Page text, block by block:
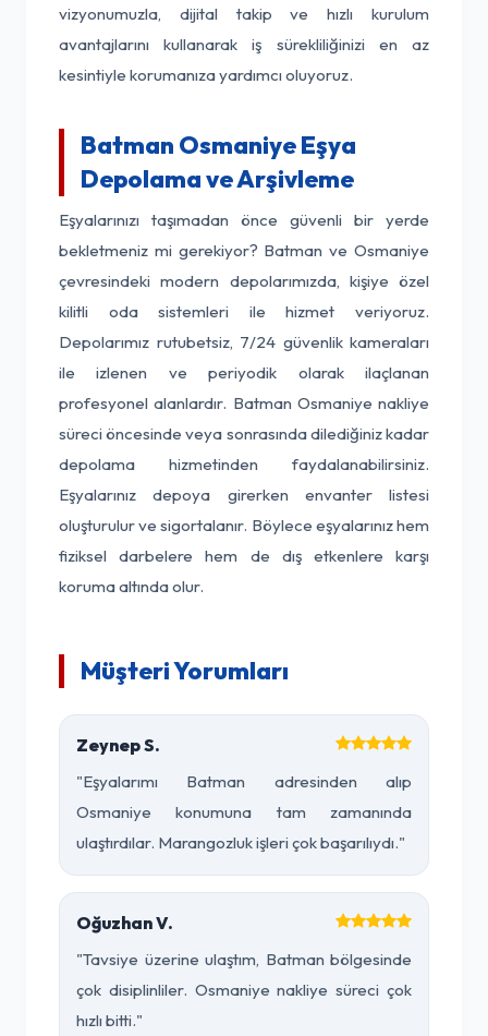
vizyonumuzla, dijital takip ve hızlı kurulum
avantajlarını kullanarak iş sürekliliğinizi en az
kesintiyle korumanıza yardımcı oluyoruz.
Batman Osmaniye Eşya
Depolama ve Arşivleme
Eşyalarınızı taşımadan önce güvenli bir yerde
bekletmeniz mi gerekiyor? Batman ve Osmaniye
çevresindeki modern depolarımızda, kişiye özel
kilitli oda sistemleri ile hizmet veriyoruz.
Depolarımız rutubetsiz, 7/24 güvenlik kameraları
ile izlenen ve periyodik olarak ilaçlanan
profesyonel alanlardır. Batman Osmaniye nakliye
süreci öncesinde veya sonrasında dilediğiniz kadar
depolama hizmetinden faydalanabilirsiniz.
Eşyalarınız depoya girerken envanter listesi
oluşturulur ve sigortalanır. Böylece eşyalarınız hem
fiziksel darbelere hem de dış etkenlere karşı
koruma altında olur.
Müşteri Yorumları
Zeynep S.
"Eşyalarımı Batman adresinden alıp
Osmaniye konumuna tam zamanında
ulaştırdılar. Marangozluk işleri çok başarılıydı."
Oğuzhan V.
"Tavsiye üzerine ulaştım, Batman bölgesinde
çok disiplinliler. Osmaniye nakliye süreci çok
hızlı bitti."